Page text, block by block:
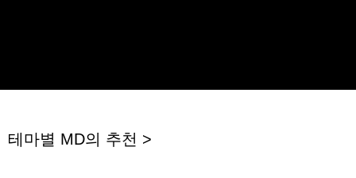
테마별 MD의 추천 >